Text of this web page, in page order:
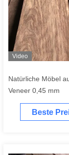
Video
Natürliche Möbel
Veneer 0,45 mm
Beste